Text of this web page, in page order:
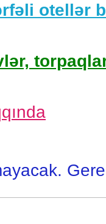
otellər